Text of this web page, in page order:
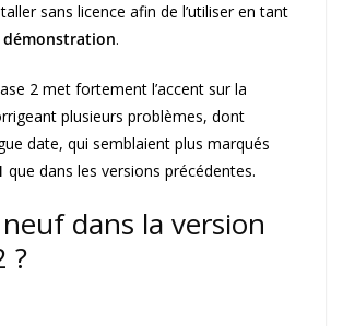
sans licence afin de l’utiliser en tant
démonstration.
2 met fortement l’accent sur la
plusieurs problèmes, dont
date, qui semblaient plus marqués
que dans les versions précédentes.
dans la version
?